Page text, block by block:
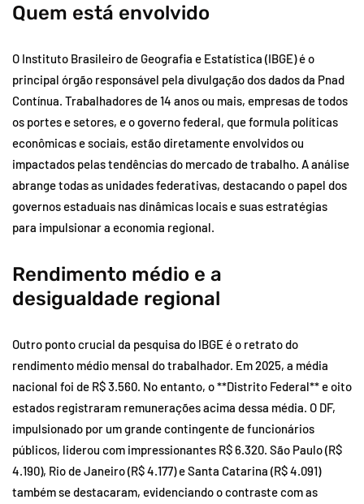
Quem está envolvido
O Instituto Brasileiro de Geografia e Estatística (IBGE) é o
principal órgão responsável pela divulgação dos dados da Pnad
Contínua. Trabalhadores de 14 anos ou mais, empresas de todos
os portes e setores, e o governo federal, que formula políticas
econômicas e sociais, estão diretamente envolvidos ou
impactados pelas tendências do mercado de trabalho. A análise
abrange todas as unidades federativas, destacando o papel dos
governos estaduais nas dinâmicas locais e suas estratégias
para impulsionar a economia regional.
Rendimento médio e a
desigualdade regional
Outro ponto crucial da pesquisa do IBGE é o retrato do
rendimento médio mensal do trabalhador. Em 2025, a média
nacional foi de R$ 3.560. No entanto, o **Distrito Federal** e oito
estados registraram remunerações acima dessa média. O DF,
impulsionado por um grande contingente de funcionários
públicos, liderou com impressionantes R$ 6.320. São Paulo (R$
4.190), Rio de Janeiro (R$ 4.177) e Santa Catarina (R$ 4.091)
também se destacaram, evidenciando o contraste com as